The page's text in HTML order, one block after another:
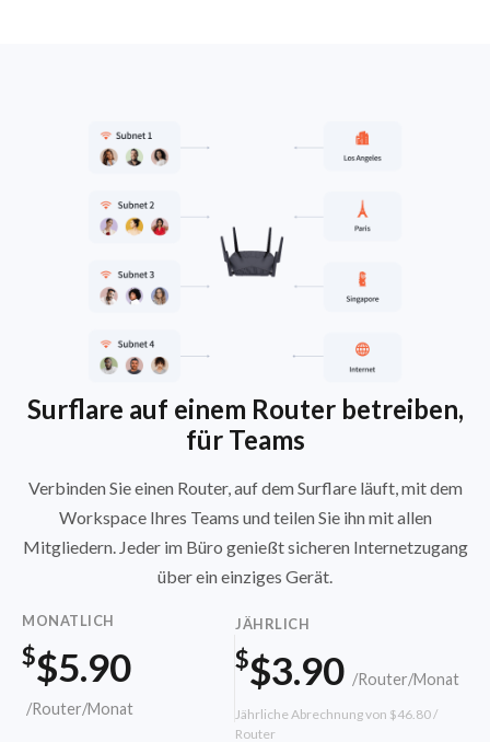
Surflare auf einem Router betreiben,
für Teams
Verbinden Sie einen Router, auf dem Surflare läuft, mit dem
Workspace Ihres Teams und teilen Sie ihn mit allen
Mitgliedern. Jeder im Büro genießt sicheren Internetzugang
über ein einziges Gerät.
MONATLICH
$$5.90
/Router/Monat
JÄHRLICH
$$3.90 /Router/Monat
Jährliche Abrechnung von $46.80 /
Router